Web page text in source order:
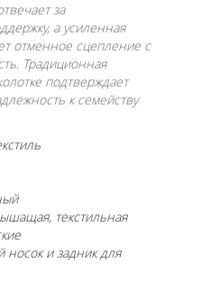
за
а усиленная
отменное сцепление с
Традиционная
подтверждает
к семейству
текстильная
и задник для